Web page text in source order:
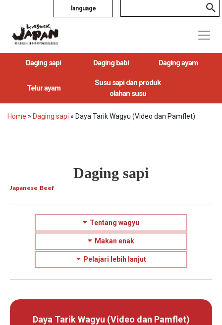
language
Daging sapi Daging babi Daging ayam
Telur ayam
Susu sapi dan produk
olahan susu
Home » Daging sapi » Daya Tarik Wagyu (Video dan Pamflet)
Daging sapi
Japanese Beef
Tentang wagyu
Makan enak
Pelajari lebih lanjut
Daya Tarik Wagyu (Video dan Pamflet)